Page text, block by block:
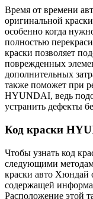
Время от времени
оригинальной
особенно когда
полностью
краски позволяет
поврежденных
дополнительных
также поможет при
HYUNDAI, ведь
устранить дефекты
Код краски
Чтобы узнать код
следующими
краски авто Хюндай
содержащей
Расположение этой